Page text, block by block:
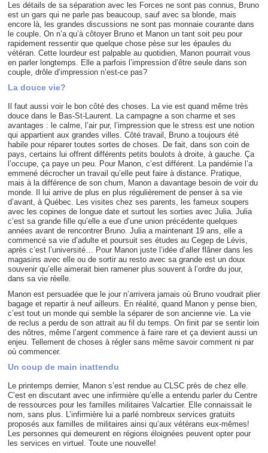
Les détails de sa séparation avec les Forces ne sont pas connus, Bruno
est un gars qui ne parle pas beaucoup, sauf avec sa blonde, mais
encore là, les grandes discussions ne sont pas monnaie courante dans
le couple. On n’a qu’à côtoyer Bruno et Manon un tant soit peu pour
rapidement ressentir que quelque chose pèse sur les épaules du
vétéran. Cette lourdeur est palpable au quotidien, Manon pourrait vous
en parler longtemps. Elle a parfois l’impression d’être seule dans son
couple, drôle d’impression n’est-ce pas?
La douce vie?
Il faut aussi voir le bon côté des choses. La vie est quand même très
douce dans le Bas-St-Laurent. La campagne a son charme et ses
avantages : le calme, l’air pur, l’impression que le stress est une notion
qui appartient aux grandes villes. Côté travail, Bruno a toujours été
habile pour réparer toutes sortes de choses. De fait, dans son coin de
pays, certains lui offrent différents petits boulots à droite, à gauche. Ça
l’occupe, ça paye un peu. Pour Manon, c’est différent. La pandémie l’a
emmené décrocher un travail qu’elle peut faire à distance. Pratique,
mais à la différence de son chum, Manon a davantage besoin de voir du
monde. Il lui arrive de plus en plus régulièrement de penser à sa vie
d’avant, à Québec. Les visites chez ses parents, les fameux soupers
avec les copines de longue date et surtout les sorties avec Julia. Julia
c’est sa grande fille qu’elle a eue d’une union précédente quelques
années avant de rencontrer Bruno. Julia a maintenant 19 ans, elle a
commencé sa vie d’adulte et poursuit ses études au Cegep de Lévis,
après c’est l’université… Pour Manon juste l’idée d’aller flâner dans les
magasins avec elle ou de sortir au resto avec sa grande est un doux
souvenir qu’elle aimerait bien ramener plus souvent à l’ordre du jour,
dans sa vie réelle.
Manon est persuadée que le jour n’arrivera jamais où Bruno voudrait plier
bagage et repartir à neuf ailleurs. En réalité, quand Manon y pense bien,
c’est tout un monde qui semble la séparer de son ancienne vie. La vie
de reclus a perdu de son attrait au fil du temps. On finit par se sentir loin
des nôtres, même l’argent commence à faire rare et ça devient aussi un
enjeu. Tellement de choses à régler sans même savoir comment ni par
où commencer.
Un coup de main inattendu
Le printemps dernier, Manon s’est rendue au CLSC près de chez elle.
C’est en discutant avec une infirmière qu’elle a entendu parler du Centre
de ressources pour les familles militaires Valcartier. Elle connaissait le
nom, sans plus. L’infirmière lui a parlé nombreux services gratuits
proposés aux familles de militaires ainsi qu’aux vétérans eux-mêmes!
Les personnes qui demeurent en régions éloignées peuvent opter pour
les services en virtuel. Toute une nouvelle!